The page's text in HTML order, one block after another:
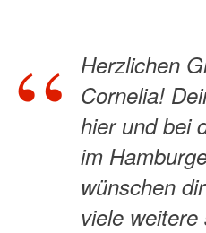
Herzlichen
Cornelia!
hier und bei
im
wünschen
viele